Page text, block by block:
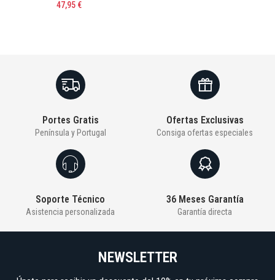
47,95 €
Portes Gratis
Península y Portugal
Ofertas Exclusivas
Consiga ofertas especiales
Soporte Técnico
Asistencia personalizada
36 Meses Garantía
Garantía directa
NEWSLETTER